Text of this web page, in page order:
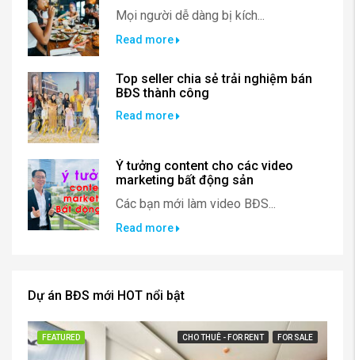
Mọi người dễ dàng bị kích...
Read more
Top seller chia sẻ trải nghiệm bán
BĐS thành công
Read more
Ý tưởng content cho các video
marketing bất động sản
Các bạn mới làm video BĐS...
Read more
Dự án BĐS mới HOT nổi bật
FEATURED CHO THUÊ - FOR RENT FOR SALE